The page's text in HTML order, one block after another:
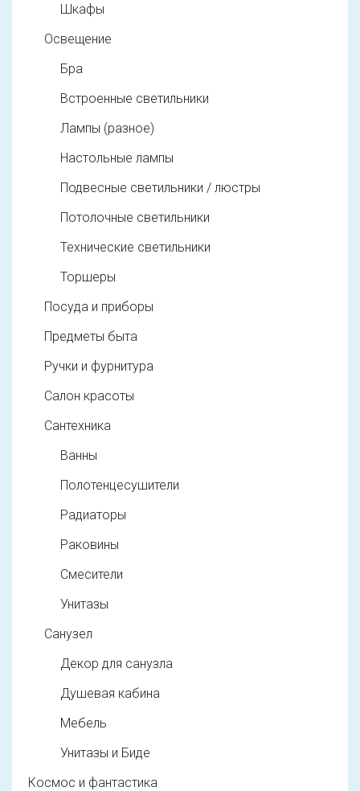
Шкафы
Освещение
Бра
Встроенные светильники
Лампы (разное)
Настольные лампы
Подвесные светильники / люстры
Потолочные светильники
Технические светильники
Торшеры
Посуда и приборы
Предметы быта
Ручки и фурнитура
Салон красоты
Сантехника
Ванны
Полотенцесушители
Радиаторы
Раковины
Смесители
Унитазы
Санузел
Декор для санузла
Душевая кабина
Мебель
Унитазы и Биде
Космос и фантастика